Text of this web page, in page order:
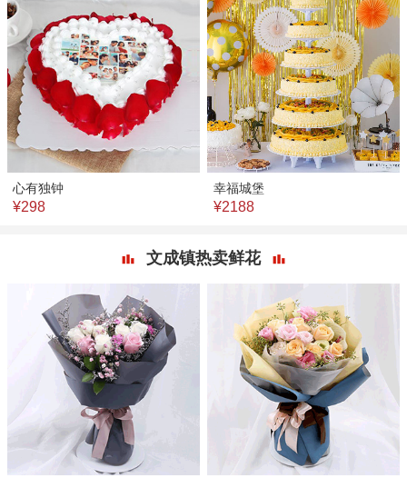
心有独钟
¥298
幸福城堡
¥2188
文成镇热卖鲜花